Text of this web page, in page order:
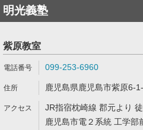
明光義塾
紫原教室
099-253-6960
鹿児島県鹿児島市紫原6-
JR指宿枕崎線 郡元より
鹿児島市電２系統 工学部